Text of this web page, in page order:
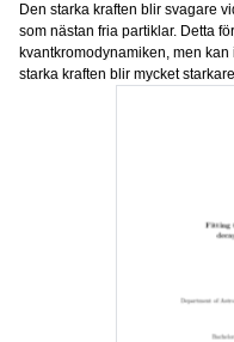
Den starka kraften blir svagare
som nästan fria partiklar. Detta
kvantkromodynamiken, men
starka kraften blir mycket